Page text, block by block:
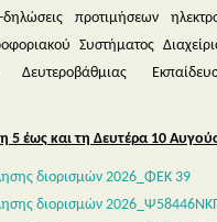
δηλώσεις προτιμήσεων
Συστήματος
Δευτεροβάθμιας
5 έως και τη Δευτέρα 10
διορισμών 2026_ΦΕΚ 39
διορισμών